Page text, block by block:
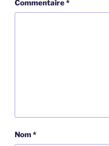
Commentaire*
Nom*